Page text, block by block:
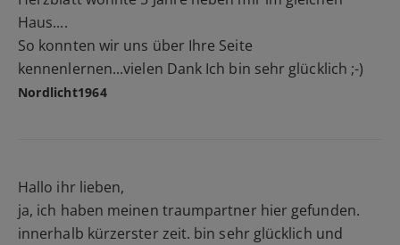
Haus....
So konnten wir uns über Ihre Seite
kennenlernen...vielen Dank Ich bin sehr glücklich ;-)
Nordlicht1964
Hallo ihr lieben,
ja, ich haben meinen traumpartner hier gefunden.
innerhalb kürzerster zeit. bin sehr glücklich und